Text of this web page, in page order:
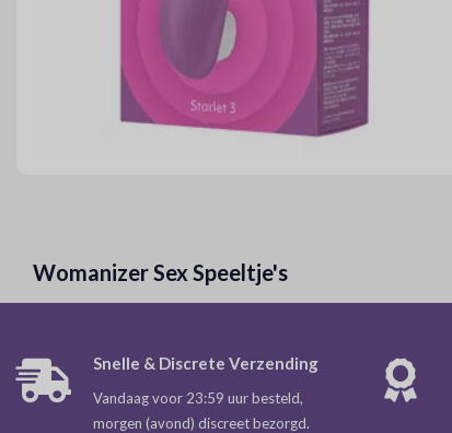
Womanizer Sex Speeltje's
Snelle & Discrete Verzending
Vandaag voor 23:59 uur besteld,
morgen (avond) discreet bezorgd.